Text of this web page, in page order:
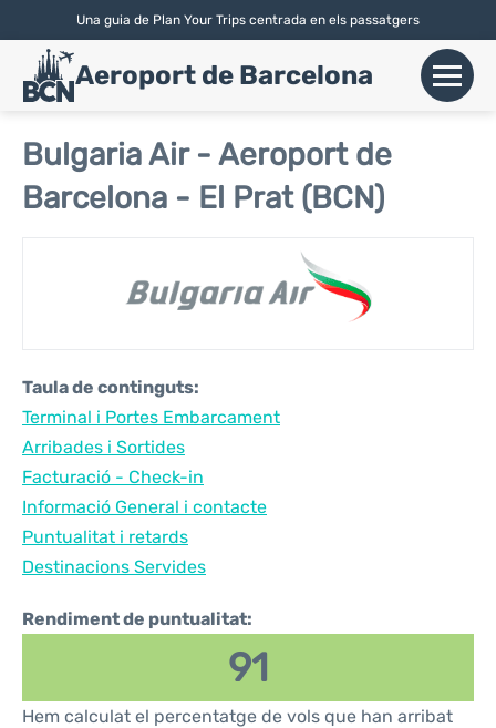
Una guia de Plan Your Trips centrada en els passatgers
English|Español| Català
Aeroport de Barcelona
Vols
Aerolínies
Transport
Info Aerop.
Reviews
Bulgaria Air - Aeroport de
Barcelona - El Prat (BCN)
Taula de continguts:
Terminal i Portes Embarcament
Arribades i Sortides
Facturació - Check-in
Informació General i contacte
Puntualitat i retards
Destinacions Servides
Rendiment de puntualitat:
91
Hem calculat el percentatge de vols que han arribat